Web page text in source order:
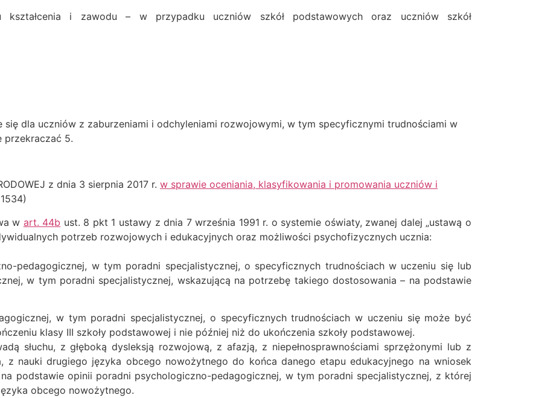
i zawodu – w przypadku uczniów szkół podstawowych oraz uczniów szkół
się dla uczniów z zaburzeniami i odchyleniami rozwojowymi, w tym specyficznymi trudnościami w
przekraczać 5.
z dnia 3 sierpnia 2017 r. w sprawie oceniania, klasyfikowania i promowania uczniów i
w art. 44b ust. 8 pkt 1 ustawy z dnia 7 września 1991 r. o systemie oświaty, zwanej dalej „ustawą o
potrzeb rozwojowych i edukacyjnych oraz możliwości psychofizycznych ucznia:
pedagogicznej, w tym poradni specjalistycznej, o specyficznych trudnościach w uczeniu się lub
w tym poradni specjalistycznej, wskazującą na potrzebę takiego dostosowania – na podstawie
w tym poradni specjalistycznej, o specyficznych trudnościach w uczeniu się może być
klasy III szkoły podstawowej i nie później niż do ukończenia szkoły podstawowej.
słuchu, z głęboką dysleksją rozwojową, z afazją, z niepełnosprawnościami sprzężonymi lub z
z nauki drugiego języka obcego nowożytnego do końca danego etapu edukacyjnego na wniosek
podstawie opinii poradni psychologiczno-pedagogicznej, w tym poradni specjalistycznej, z której
obcego nowożytnego.